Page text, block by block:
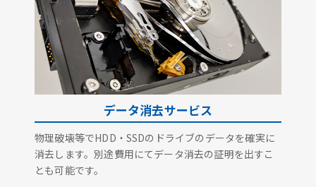
データ消去サービス
物理破壊等でHDD・SSDのドライブのデータを確実に
消去します。別途費用にてデータ消去の証明を出すこ
とも可能です。